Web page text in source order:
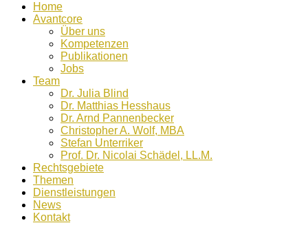
Home
Avantcore
Über uns
Kompetenzen
Publikationen
Jobs
Team
Dr. Julia Blind
Dr. Matthias Hesshaus
Dr. Arnd Pannenbecker
Christopher A. Wolf, MBA
Stefan Unterriker
Prof. Dr. Nicolai Schädel, LL.M.
Rechtsgebiete
Themen
Dienstleistungen
News
Kontakt